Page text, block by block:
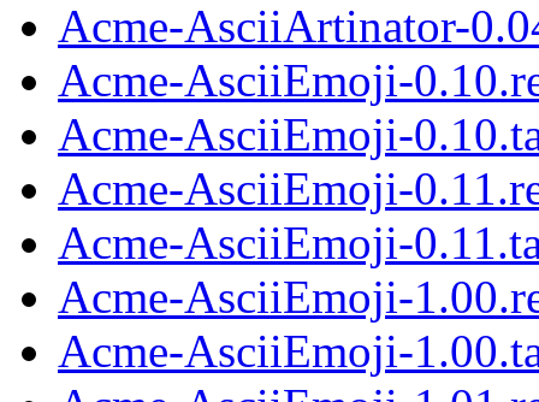
Acme-AsciiArtinator-
Acme-AsciiEmoji-
Acme-AsciiEmoji-
Acme-AsciiEmoji-
Acme-AsciiEmoji-
Acme-AsciiEmoji-
Acme-AsciiEmoji-